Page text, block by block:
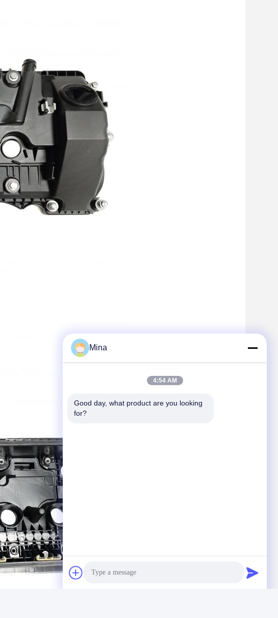
Mina
4:54 AM
Good day, what product are you looking
for?